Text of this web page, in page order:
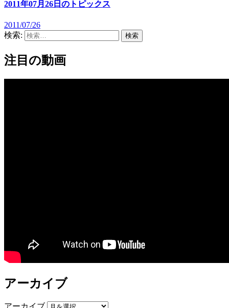
2011年07月26日のトピックス
2011/07/26
検索:
注目の動画
アーカイブ